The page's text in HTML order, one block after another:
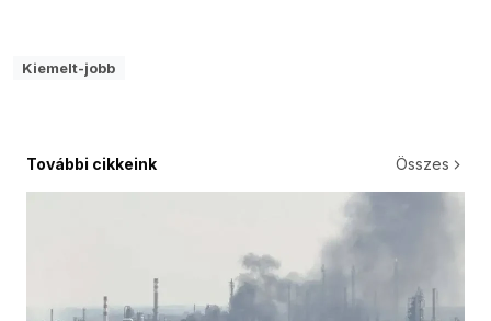
Kiemelt-jobb
További cikkeink Összes